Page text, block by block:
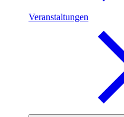
Veranstaltungen